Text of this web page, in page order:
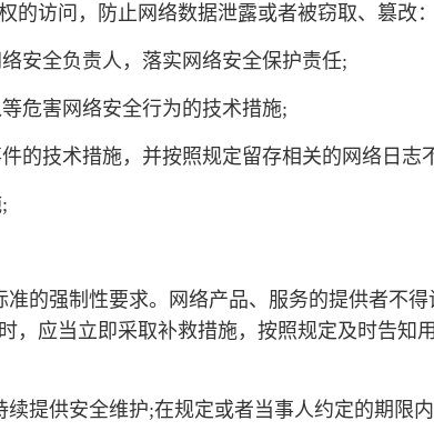
访问，防止网络数据泄露或者被窃取、篡改：
安全负责人，落实网络安全保护责任;
危害网络安全行为的技术措施;
的技术措施，并按照规定留存相关的网络日志
的强制性要求。网络产品、服务的提供者不
，应当立即采取补救措施，按照规定及时告知
提供安全维护;在规定或者当事人约定的期限